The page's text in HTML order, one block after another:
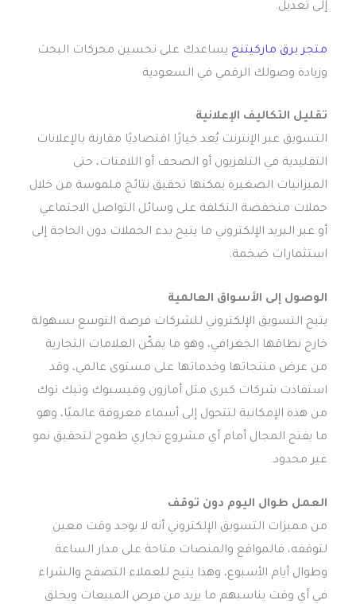
إلى تعديل.
متجر برق ماركيتنج يساعدك على تحسين محركات البحث
وزيادة وصولك الرقمي في السعودية
تقليل التكاليف الإعلانية
التسويق عبر الإنترنت يُعد خيارًا اقتصاديًا مقارنة بالإعلانات
التقليدية في التلفزيون أو الصحف أو اللافتات، حتى
الميزانيات الصغيرة يمكنها تحقيق نتائج ملموسة من خلال
حملات منخفضة التكلفة على وسائل التواصل الاجتماعي
أو عبر البريد الإلكتروني ما يتيح بدء الحملات دون الحاجة إلى
استثمارات ضخمة.
الوصول إلى الأسواق العالمية
يتيح التسويق الإلكتروني للشركات فرصة التوسع بسهولة
خارج نطاقها الجغرافي، وهو ما يمكّن العلامات التجارية
من عرض منتجاتها وخدماتها على مستوى عالمي، وقد
استفادت شركات كبرى مثل أمازون وفيسبوك وتيك توك
من هذه الإمكانية لتتحول إلى أسماء معروفة عالميًا، وهو
ما يفتح المجال أمام أي مشروع تجاري طموح لتحقيق نمو
غير محدود.
العمل طوال اليوم دون توقف
من مميزات التسويق الإلكتروني أنه لا يوجد وقت معين
لتوقفه، فالمواقع والمنصات متاحة على مدار الساعة
وطوال أيام الأسبوع، وهذا يتيح للعملاء التصفح والشراء
في أي وقت يناسبهم ما يزيد من فرص المبيعات ويخلق